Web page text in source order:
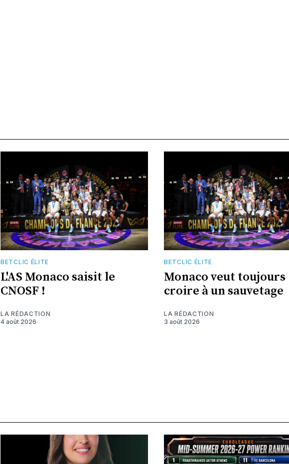
BETCLIC ÉLITE
L'AS Monaco saisit le
CNOSF !
LA RÉDACTION
4 août 2026
BETCLIC ÉLITE
Monaco veut toujours
croire à un sauvetage
LA RÉDACTION
3 août 2026